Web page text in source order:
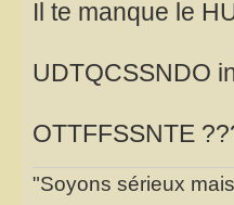
Il te manque le
UDTQCSSNDO
OTTFFSSNTE
"Soyons sérieux